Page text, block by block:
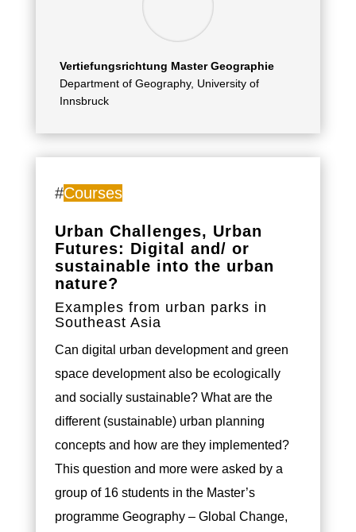
Vertiefungsrichtung Master Geographie
Department of Geography, University of
Innsbruck
#Courses
Urban Challenges, Urban
Futures: Digital and/ or
sustainable into the urban
nature?
Examples from urban parks in
Southeast Asia
Can digital urban development and green
space development also be ecologically
and socially sustainable? What are the
different (sustainable) urban planning
concepts and how are they implemented?
This question and more were asked by a
group of 16 students in the Master’s
programme Geography – Global Change,